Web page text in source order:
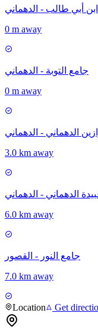
أبي طالب - الدهماني
0 m away
جامع التوبة - الدهماني
0 m away
الدهماني - الدهماني
3.0 km away
الدهماني - الدهماني
6.0 km away
جامع النور - القصور
7.0 km away
Location Get